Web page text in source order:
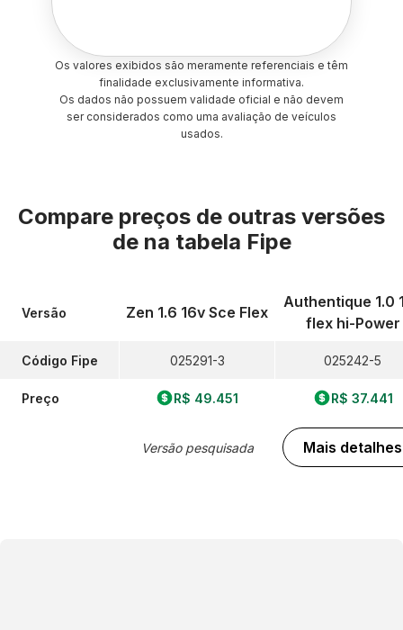
Os valores exibidos são meramente referenciais e têm
finalidade exclusivamente informativa.
Os dados não possuem validade oficial e não devem
ser considerados como uma avaliação de veículos
usados.
Compare preços de outras versões
de na tabela Fipe
Versão
Código Fipe
Preço
Zen 1.6 16v Sce Flex
025291-3
R$ 49.451
Versão pesquisada
Authentique 1.0
flex hi-Power
025242-5
R$ 37.441
Mais detalhes